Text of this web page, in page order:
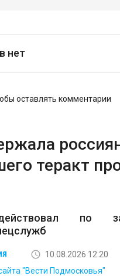
нет
оставлять комментарии
теракт
по
10.08.2026 12:20
"Вести Подмосковья"